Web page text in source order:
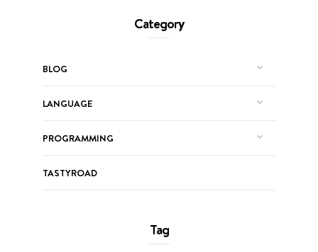
Category
BLOG
LANGUAGE
PROGRAMMING
TASTYROAD
Tag